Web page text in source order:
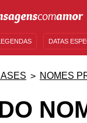
DATAS
NOMES